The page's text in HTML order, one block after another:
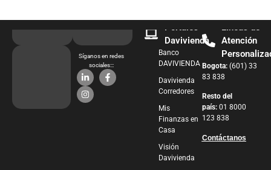
Síganos en redes
sociales:::
Portales
Davivienda
Banco
DAVIVIENDA
Davivienda
Corredores
Mis
Finanzas en
Casa
Visión
Davivienda
Líneas de
Atención
Bogota: (601) 33
83 838
Resto del
país: 01 8000
123 838
Contáctanos